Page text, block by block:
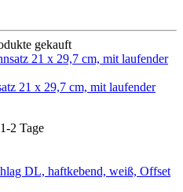
gekauft
21 x 29,7 cm, mit laufender
1-2 Tage